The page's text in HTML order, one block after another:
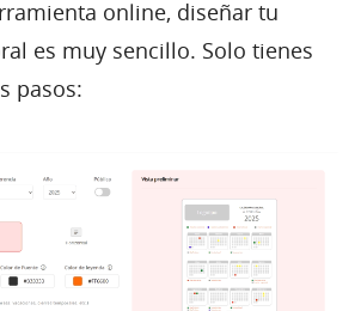
online, diseñar tu
es muy sencillo. Solo tienes
pasos: